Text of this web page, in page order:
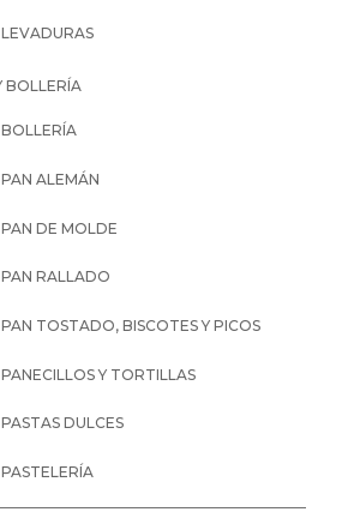
LEVADURAS
BOLLERÍA
BOLLERÍA
PAN ALEMÁN
PAN DE MOLDE
PAN RALLADO
PAN TOSTADO, BISCOTES Y PICOS
PANECILLOS Y TORTILLAS
PASTAS DULCES
PASTELERÍA